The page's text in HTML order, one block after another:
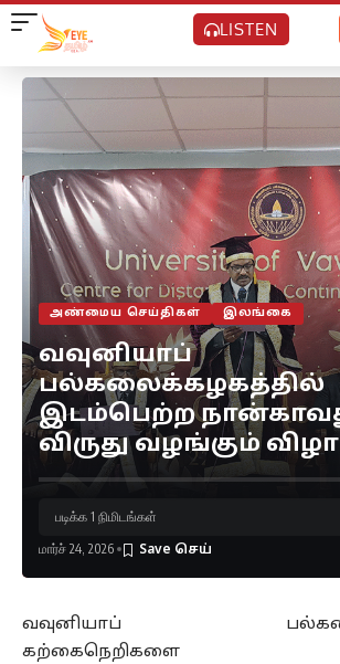
LISTEN
அண்மைய செய்திகள் இலங்கை
வவுனியாப்
பல்கலைக்கழகத்தில்
இடம்பெற்ற
விருது வழங்கும் விழா
மார்ச் 24, 2026
படிக்க 1 நிமிடங்கள்
வவுனியாப்
கற்கைநெறிகளை